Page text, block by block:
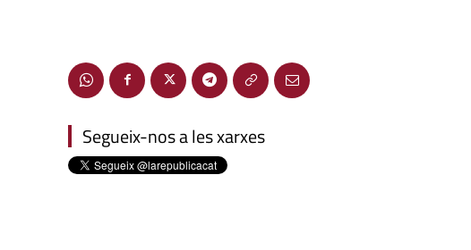
Segueix-nos a les xarxes